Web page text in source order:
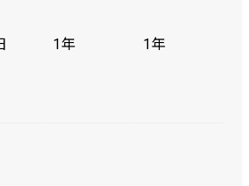
1年 1年